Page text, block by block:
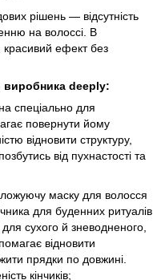
рішень — відсутність
на волоссі. В
красивий ефект без
виробника deeply:
спеціально для
повернути йому
відновити структуру,
від пухнастості та
маску для волосся
для буденних ритуалів
сухого й зневодненого,
відновити
прядки по довжині.
кінчиків;